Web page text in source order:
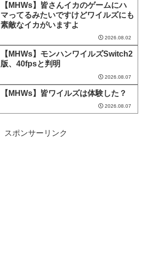
【MHWs】皆さんイカのゲームにハ
マってるみたいですけどワイルズにも
素敵なイカがいますよ
2026.08.02
【MHWs】モンハンワイルズSwitch2
版、40fpsと判明
2026.08.07
【MHWs】皆ワイルズは体験した？
2026.08.07
スポンサーリンク